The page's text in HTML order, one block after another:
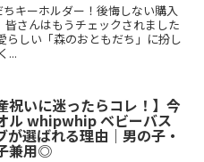
キーホルダー！後悔しない購入
さんはもうチェックされました
しい「森のおともだち」に扮し
...
祝いに迷ったらコレ！】今
ル whipwhip ベビーバス
が選ばれる理由｜男の子・
兼用◎